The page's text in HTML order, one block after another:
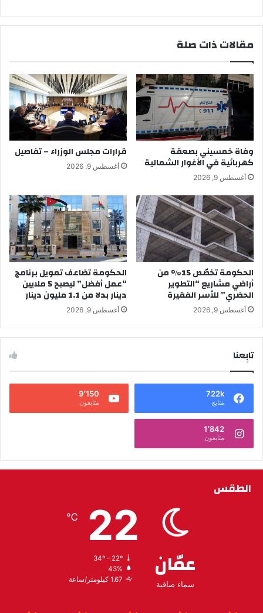
مقالات ذات صلة
وفاة خمسيني بصعقة
كهربائية في الأغوار الشمالية
أغسطس 9, 2026
قرارات مجلس الوزراء – تفاصيل
أغسطس 9, 2026
الحكومة تخصّص 15% من
أراضي مشاريع “التطوير
الحضري” للأسر الفقيرة
أغسطس 9, 2026
الحكومة تضاعف تمويل برنامج
“عمل أفضل” ليصبح 5 ملايين
دينار بدلا من 1.1 مليون دينار
أغسطس 9, 2026
تابِعنا
722k
متابع
9٬150
متابعون
1٬842
متابعون
الطقس
عمّان
سماء صافية
22
℃
34º - 22º
43%
1.67 كيلومتر/ساعة